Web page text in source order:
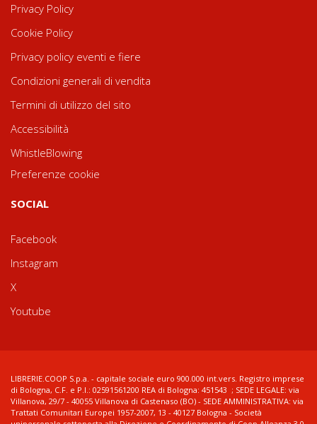
Privacy Policy
Cookie Policy
Privacy policy eventi e fiere
Condizioni generali di vendita
Termini di utilizzo del sito
Accessibilità
WhistleBlowing
Preferenze cookie
SOCIAL
Facebook
Instagram
X
Youtube
LIBRERIE.COOP S.p.a. - capitale sociale euro 900.000 int.vers. Registro imprese
di Bologna, C.F. e P.I.: 02591561200 REA di Bologna: 451543 ; SEDE LEGALE: via
Villanova, 29/7 - 40055 Villanova di Castenaso (BO) - SEDE AMMINISTRATIVA: via
Trattati Comunitari Europei 1957-2007, 13 - 40127 Bologna - Società